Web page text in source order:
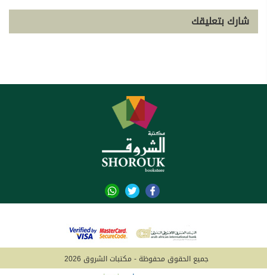
شارك بتعليقك
جميع الحقوق محفوظة - مكتبات الشروق 2026